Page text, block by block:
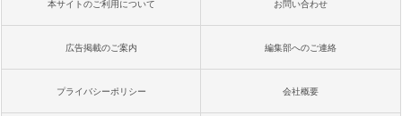
本サイトのご利用について お問い合わせ
広告掲載のご案内 編集部へのご連絡
プライバシーポリシー 会社概要